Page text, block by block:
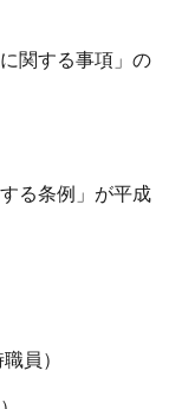
関する事項」の
る条例」が平成
員）